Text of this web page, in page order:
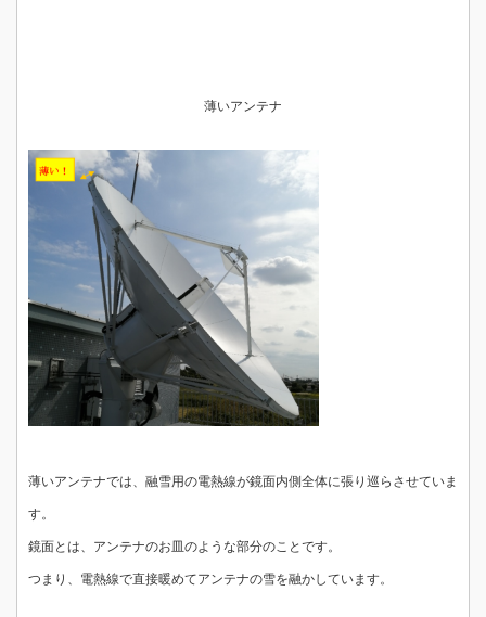
薄いアンテナ
薄いアンテナでは、融雪用の電熱線が鏡面内側全体に張り巡らさせていま
す。
鏡面とは、アンテナのお皿のような部分のことです。
つまり、電熱線で直接暖めてアンテナの雪を融かしています。